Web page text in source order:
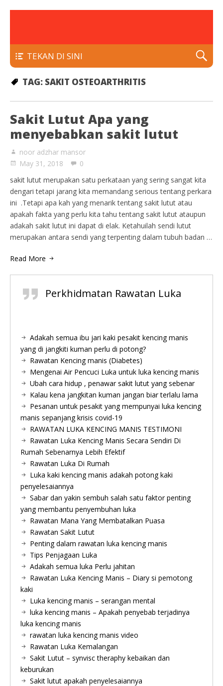
TEKAN DI SINI
TAG: SAKIT OSTEOARTHRITIS
Sakit Lutut Apa yang
menyebabkan sakit lutut
noor adzhar mansor
May 31, 2018
0
sakit lutut merupakan satu perkataan yang sering sangat kita
dengari tetapi jarang kita memandang serious tentang perkara
ini .Tetapi apa kah yang menarik tentang sakit lutut atau
apakah fakta yang perlu kita tahu tentang sakit lutut ataupun
adakah sakit lutut ini dapat di elak. Ketahuilah sendi lutut
merupakan antara sendi yang terpenting dalam tubuh badan …
Read More
Perkhidmatan Rawatan Luka
Adakah semua ibu jari kaki pesakit kencing manis
yang di jangkiti kuman perlu di potong?
Rawatan Kencing manis (Diabetes)
Mengenai Air Pencuci Luka untuk luka kencing manis
Ubah cara hidup , penawar sakit lutut yang sebenar
Kalau kena jangkitan kuman jangan biar terlalu lama
Pesanan untuk pesakit yang mempunyai luka kencing
manis sepanjang krisis covid-19
RAWATAN LUKA KENCING MANIS TESTIMONI
Rawatan Luka Kencing Manis Secara Sendiri Di
Rumah Sebenarnya Lebih Efektif
Rawatan Luka Di Rumah
Luka kaki kencing manis adakah potong kaki
penyelesaiannya
Sabar dan yakin sembuh salah satu faktor penting
yang membantu penyembuhan luka
Rawatan Mana Yang Membatalkan Puasa
Rawatan Sakit Lutut
Penting dalam rawatan luka kencing manis
Tips Penjagaan Luka
Adakah semua luka Perlu jahitan
Rawatan Luka Kencing Manis – Diary si pemotong
kaki
Luka kencing manis – serangan mental
luka kencing manis – Apakah penyebab terjadinya
luka kencing manis
rawatan luka kencing manis video
Rawatan Luka Kemalangan
Sakit Lutut – synvisc theraphy kebaikan dan
keburukan
Sakit lutut apakah penyelesaiannya